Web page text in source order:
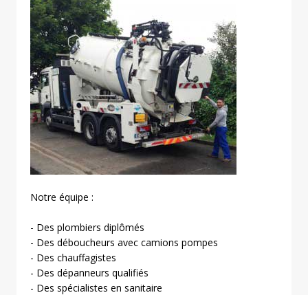
Notre équipe :
- Des plombiers diplômés
- Des déboucheurs avec camions pompes
- Des chauffagistes
- Des dépanneurs qualifiés
- Des spécialistes en sanitaire